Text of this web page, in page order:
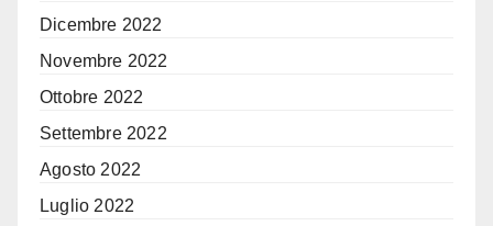
Dicembre 2022
Novembre 2022
Ottobre 2022
Settembre 2022
Agosto 2022
Luglio 2022